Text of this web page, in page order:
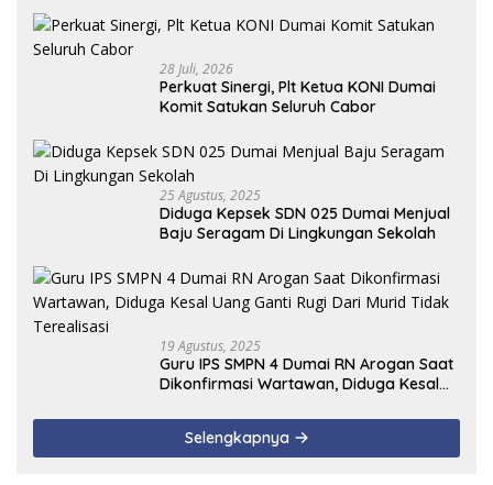
28 Juli, 2026
Perkuat Sinergi, Plt Ketua KONI Dumai
Komit Satukan Seluruh Cabor
25 Agustus, 2025
Diduga Kepsek SDN 025 Dumai Menjual
Baju Seragam Di Lingkungan Sekolah
19 Agustus, 2025
Guru IPS SMPN 4 Dumai RN Arogan Saat
Dikonfirmasi Wartawan, Diduga Kesal
Terealisasi
Selengkapnya